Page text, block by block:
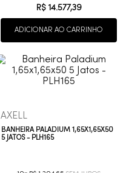
R$ 14.577,39
ADICIONAR AO CARRINHO
AXELL
BANHEIRA PALADIUM 1,65X1,65X50
5 JATOS - PLH165